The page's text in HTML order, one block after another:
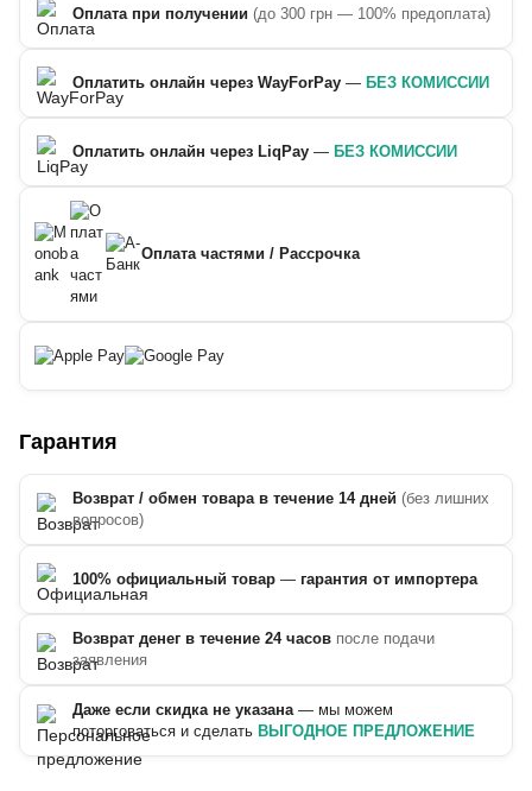
Оплата при получении (до 300 грн — 100% предоплата)
Оплатить онлайн через WayForPay — БЕЗ КОМИССИИ
Оплатить онлайн через LiqPay — БЕЗ КОМИССИИ
Оплата частями / Рассрочка
Гарантия
Возврат / обмен товара в течение 14 дней (без лишних
вопросов)
100% официальный товар — гарантия от импортера
Возврат денег в течение 24 часов после подачи
заявления
Даже если скидка не указана — мы можем
поторговаться и сделать ВЫГОДНОЕ ПРЕДЛОЖЕНИЕ